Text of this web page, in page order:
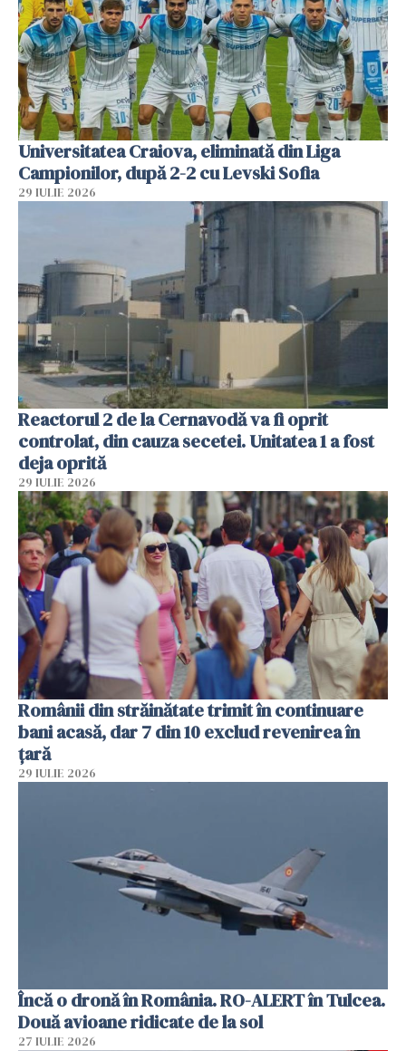
Universitatea Craiova, eliminată din Liga
Campionilor, după 2-2 cu Levski Sofia
29 IULIE 2026
Reactorul 2 de la Cernavodă va fi oprit
controlat, din cauza secetei. Unitatea 1 a fost
deja oprită
29 IULIE 2026
Românii din străinătate trimit în continuare
bani acasă, dar 7 din 10 exclud revenirea în
țară
29 IULIE 2026
Încă o dronă în România. RO-ALERT în Tulcea.
Două avioane ridicate de la sol
27 IULIE 2026